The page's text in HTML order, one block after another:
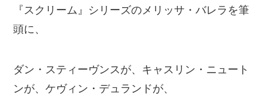
『スクリーム』シリーズのメリッサ・バレラを筆
頭に、
ダン・スティーヴンスが、キャスリン・ニュート
ンが、ケヴィン・デュランドが、